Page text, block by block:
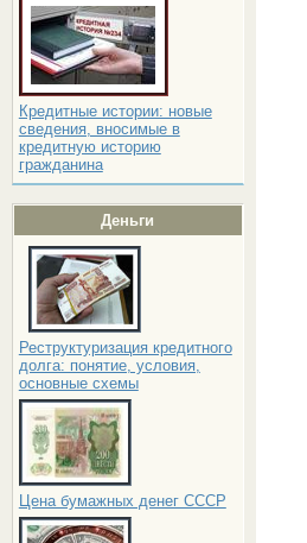
Кредитные истории: новые
сведения, вносимые в
кредитную историю
гражданина
Деньги
Реструктуризация кредитного
долга: понятие, условия,
основные схемы
Цена бумажных денег СССР